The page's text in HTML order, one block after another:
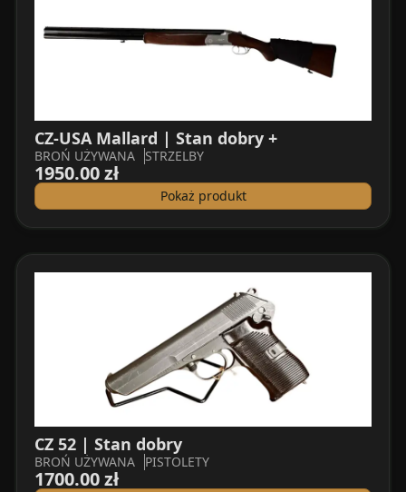
CZ-USA Mallard | Stan dobry +
BROŃ UŻYWANA STRZELBY
1950.00 zł
Pokaż produkt
CZ 52 | Stan dobry
BROŃ UŻYWANA PISTOLETY
1700.00 zł